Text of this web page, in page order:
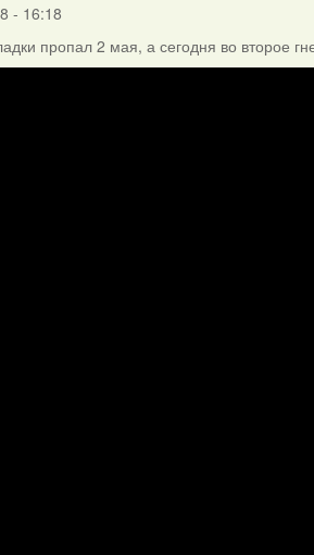
- 16:18
пропал 2 мая, а сегодня во второе